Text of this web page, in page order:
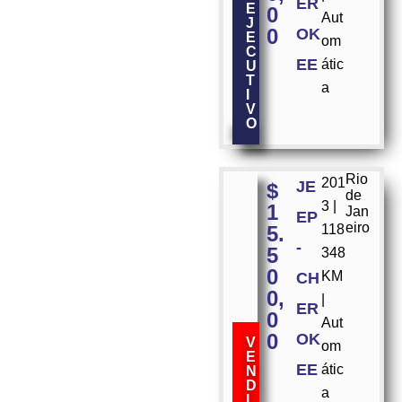
E
J
E
C
U
T
V
O
0
0
OK
EE
Aut
om
átic
a
V
E
N
D
$
1
5.
5
0
0,
0
0
JE
EP
-
CH
ER
OK
EE
201
3 |
118
348
KM
Aut
om
átic
a
Rio
de
Jan
eiro